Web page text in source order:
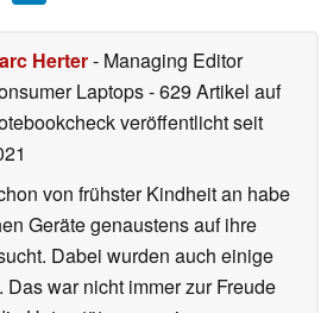
Herter- Managing Editor
Laptops- 629 Artikel auf
veröffentlichtseit
von frühster Kindheit an habe
Geräte genaustens auf ihre
Dabei wurden auch einige
war nicht immer zur Freude